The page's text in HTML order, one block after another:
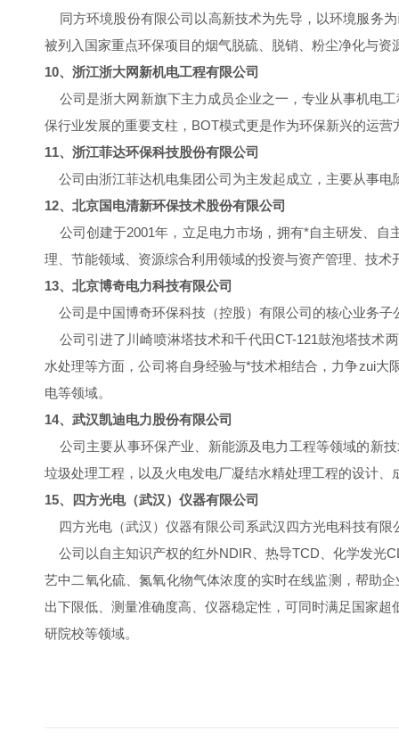
同方环境股份有限公司以高新技术为先导，以环境服务
被列入国家重点环保项目的烟气脱硫、脱销、粉尘净化与
10、浙江浙大网新机电工程有限公司
公司是浙大网新旗下主力成员企业之一，专业从事机电
保行业发展的重要支柱，BOT模式更是作为环保新兴的运营
11、浙江菲达环保科技股份有限公司
公司由浙江菲达机电集团公司为主发起成立，主要从事
12、北京国电清新环保技术股份有限公司
公司创建于2001年，立足电力市场，拥有*自主研发、自
理、节能领域、资源综合利用领域的投资与资产管理、技
13、北京博奇电力科技有限公司
公司是中国博奇环保科技（控股）有限公司的核心业务子
公司引进了川崎喷淋塔技术和千代田CT-121鼓泡塔技术
水处理等方面，公司将自身经验与*技术相结合，力争zui
电等领域。
14、武汉凯迪电力股份有限公司
公司主要从事环保产业、新能源及电力工程等领域的新
垃圾处理工程，以及火电发电厂凝结水精处理工程的设计
15、四方光电（武汉）仪器有限公司
四方光电（武汉）仪器有限公司系武汉四方光电科技有
公司以自主知识产权的红外NDIR、热导TCD、化学发光
艺中二氧化硫、氮氧化物气体浓度的实时在线监测，帮助
出下限低、测量准确度高、仪器稳定性，可同时满足国家
研院校等领域。